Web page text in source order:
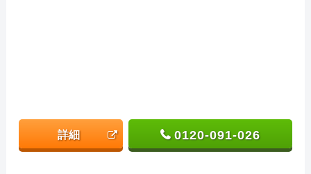
詳細 0120-091-026